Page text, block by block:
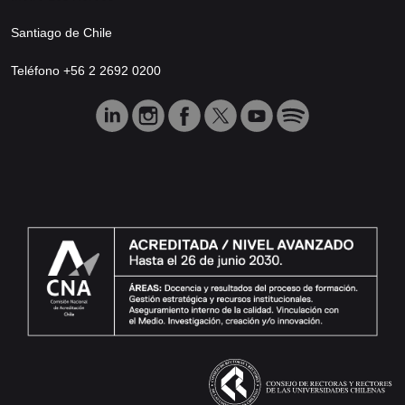
Santiago de Chile
Teléfono +56 2 2692 0200